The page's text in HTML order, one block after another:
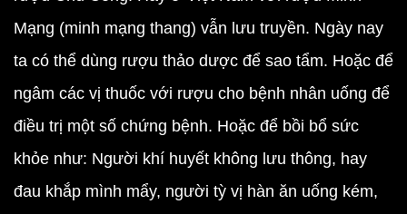
Mạng (minh mạng thang) vẫn lưu truyền. Ngày nay
ta có thể dùng rượu thảo dược để sao tẩm. Hoặc để
ngâm các vị thuốc với rượu cho bệnh nhân uống để
điều trị một số chứng bệnh. Hoặc để bồi bổ sức
khỏe như: Người khí huyết không lưu thông, hay
đau khắp mình mẩy, người tỳ vị hàn ăn uống kém,